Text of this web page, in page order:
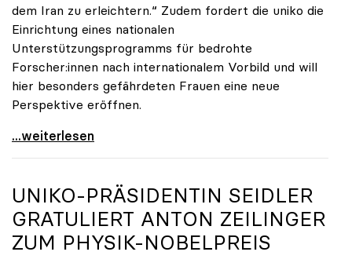
dem Iran zu erleichtern.“ Zudem fordert die uniko die
Einrichtung eines nationalen
Unterstützungsprogramms für bedrohte
Forscher:innen nach internationalem Vorbild und will
hier besonders gefährdeten Frauen eine neue
Perspektive eröffnen.
Proteste im Iran: uniko fordert nationales
...weiterlesen
UNIKO-PRÄSIDENTIN SEIDLER
GRATULIERT ANTON ZEILINGER
ZUM PHYSIK-NOBELPREIS